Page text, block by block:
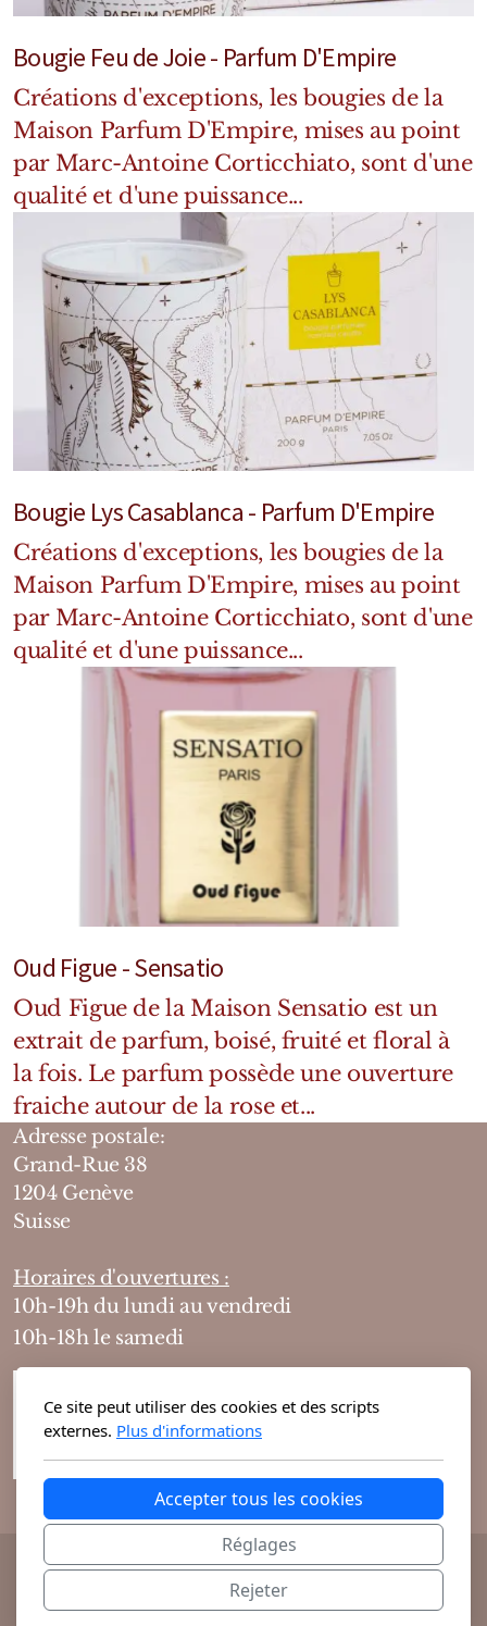
Bougie Feu de Joie - Parfum D'Empire
Créations d'exceptions, les bougies de la
Maison Parfum D'Empire, mises au point
par Marc-Antoine Corticchiato, sont d'une
qualité et d'une puissance...
Bougie Lys Casablanca - Parfum D'Empire
Créations d'exceptions, les bougies de la
Maison Parfum D'Empire, mises au point
par Marc-Antoine Corticchiato, sont d'une
qualité et d'une puissance...
Oud Figue - Sensatio
Oud Figue de la Maison Sensatio est un
extrait de parfum, boisé, fruité et floral à
la fois. Le parfum possède une ouverture
fraiche autour de la rose et...
Adresse postale:
Grand-Rue 38
1204 Genève
Suisse
Horaires d'ouvertures :
10h-19h du lundi au vendredi
10h-18h le samedi
@ 2026 Theodora Haute Parfumerie vous
propose ses parfums de niche et cosmétiques
Ce site peut utiliser des cookies et des scripts
externes. Plus d'informations
Accepter tous les cookies
Réglages
Rejeter
Pour Lui
Pour Elle
Mixte
Diffuseurs
Cosmétiques